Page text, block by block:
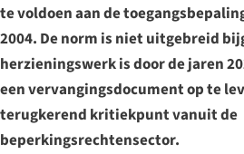
te voldoen aan de
2004. De norm is niet uitgebreid
herzieningswerk is door de jaren
een vervangingsdocument op te
terugkerend kritiekpunt vanuit de
beperkingsrechtensector.